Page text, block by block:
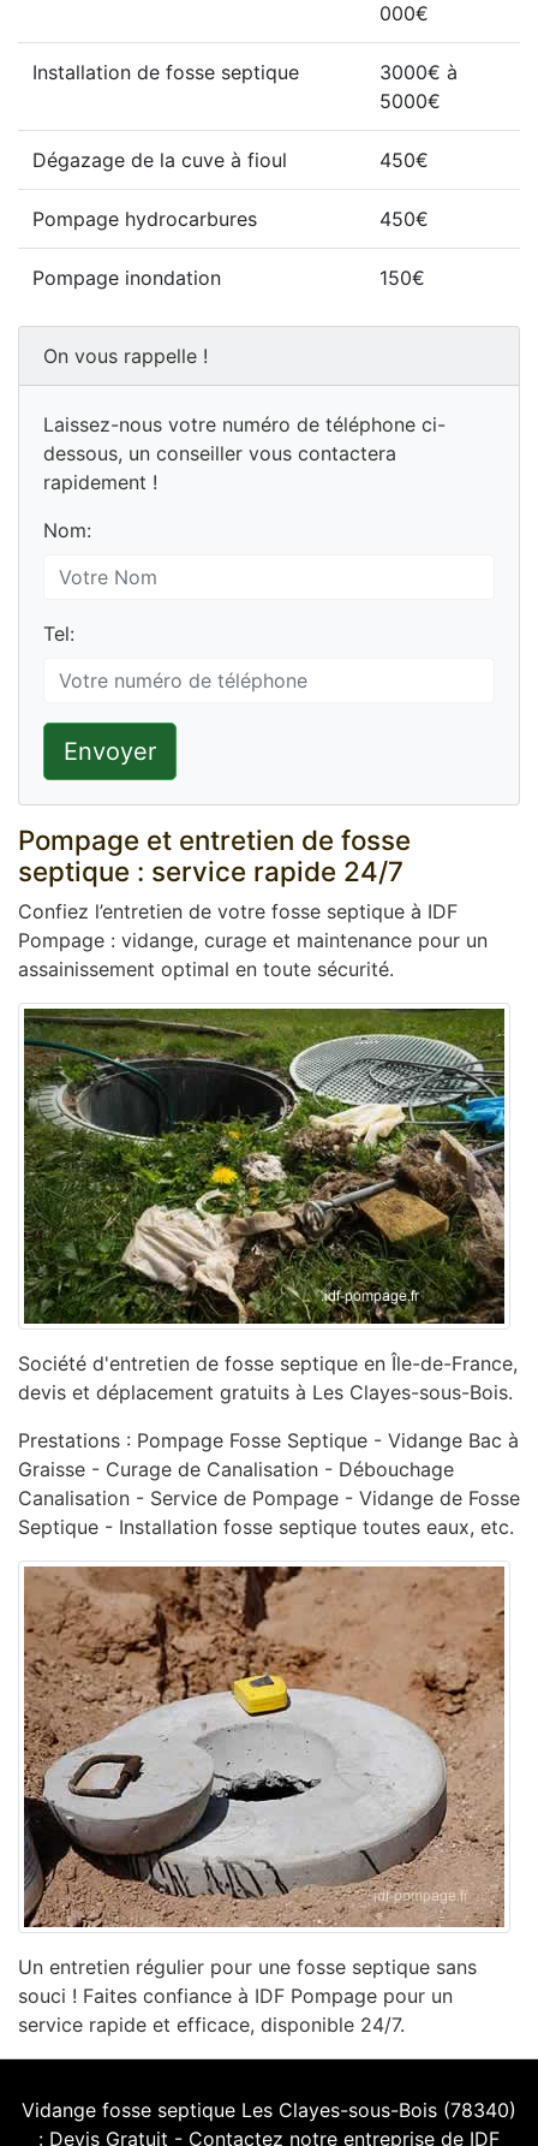
000€
Installation de fosse septique
3000€ à
5000€
Dégazage de la cuve à fioul 450€
Pompage hydrocarbures 450€
Pompage inondation 150€
On vous rappelle !
Laissez-nous votre numéro de téléphone ci-
dessous, un conseiller vous contactera
rapidement !
Nom:
Tel:
Envoyer
Pompage et entretien de fosse
septique : service rapide 24/7
Confiez l’entretien de votre fosse septique à IDF
Pompage : vidange, curage et maintenance pour un
assainissement optimal en toute sécurité.
Société d'entretien de fosse septique en Île-de-France,
devis et déplacement gratuits à Les Clayes-sous-Bois.
Prestations : Pompage Fosse Septique - Vidange Bac à
Graisse - Curage de Canalisation - ‎Débouchage
Canalisation - ‎Service de Pompage - ‎Vidange de Fosse
Septique - Installation fosse septique toutes eaux, etc.
Un entretien régulier pour une fosse septique sans
souci ! Faites confiance à IDF Pompage pour un
service rapide et efficace, disponible 24/7.
Vidange fosse septique Les Clayes-sous-Bois (78340)
: Devis Gratuit - Contactez notre entreprise de IDF